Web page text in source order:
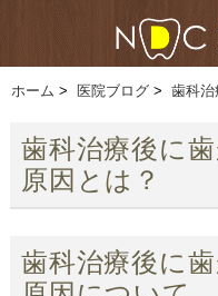
ホーム > 医院ブログ > 歯科治
歯科治療後に
原因とは？
歯科治療後に